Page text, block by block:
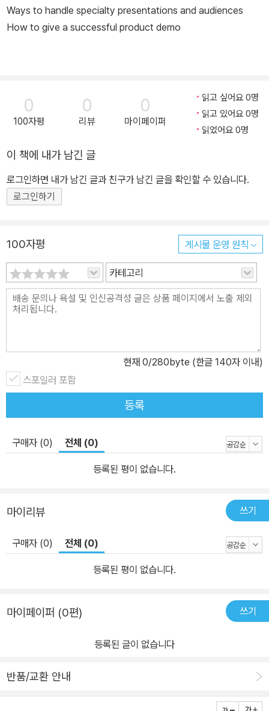
Ways to handle specialty presentations and audiences
How to give a successful product demo
0
100자평
0
리뷰
0
마이페이퍼
읽고 싶어요 0명
읽고 있어요 0명
읽었어요 0명
이 책에 내가 남긴 글
로그인하면 내가 남긴 글과 친구가 남긴 글을 확인할 수 있습니다.
로그인하기
100자평 게시물 운영 원칙
카테고리
현재 0/280byte (한글 140자 이내)
스포일러 포함
등록
구매자 (0) 전체 (0)
등록된 평이 없습니다.
마이리뷰 쓰기
구매자 (0) 전체 (0)
등록된 평이 없습니다.
마이페이퍼 (0편) 쓰기
등록된 글이 없습니다
반품/교환 안내